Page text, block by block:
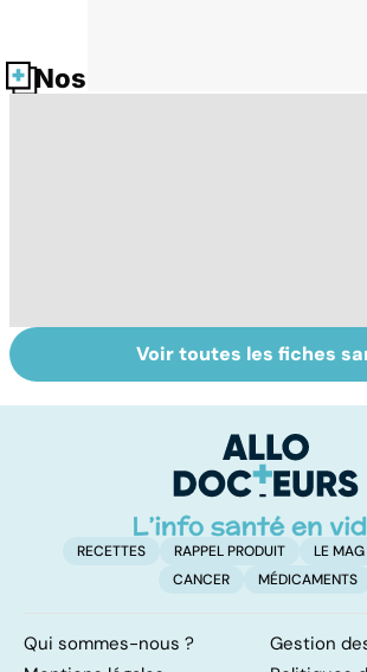
Nos fiches santé
Intoxications
alimentaires :
Tout
les
Voir toutes les fiches
RECETTES RAPPEL PRODUIT
LE
CANCER
MÉDICAMENTS
Qui sommes-nous ?
Gestion